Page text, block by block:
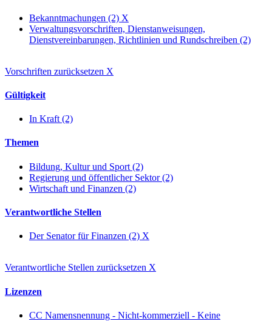
Bekanntmachungen (2) X
Verwaltungsvorschriften, Dienstanweisungen,
Dienstvereinbarungen, Richtlinien und Rundschreiben (2)
Vorschriften zurücksetzen X
Gültigkeit
In Kraft (2)
Themen
Bildung, Kultur und Sport (2)
Regierung und öffentlicher Sektor (2)
Wirtschaft und Finanzen (2)
Verantwortliche Stellen
Der Senator für Finanzen (2) X
Verantwortliche Stellen zurücksetzen X
Lizenzen
CC Namensnennung - Nicht-kommerziell - Keine